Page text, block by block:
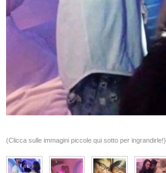
(Clicca sulle immagini piccole qui sotto per ingrandirle!)